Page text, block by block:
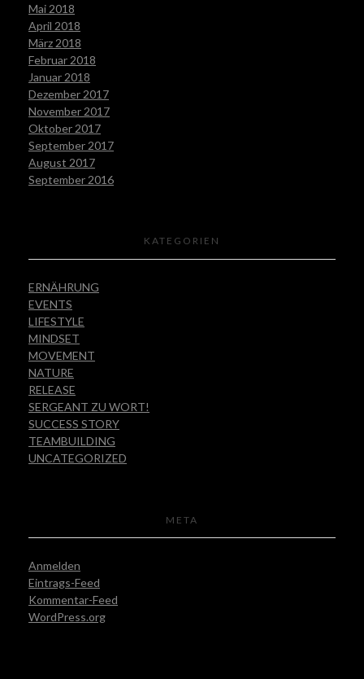
Mai 2018
April 2018
März 2018
Februar 2018
Januar 2018
Dezember 2017
November 2017
Oktober 2017
September 2017
August 2017
September 2016
KATEGORIEN
ERNÄHRUNG
EVENTS
LIFESTYLE
MINDSET
MOVEMENT
NATURE
RELEASE
SERGEANT ZU WORT!
SUCCESS STORY
TEAMBUILDING
UNCATEGORIZED
META
Anmelden
Eintrags-Feed
Kommentar-Feed
WordPress.org